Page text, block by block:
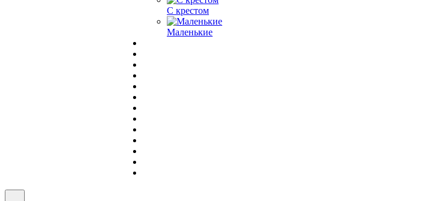
С крестом
Маленькие